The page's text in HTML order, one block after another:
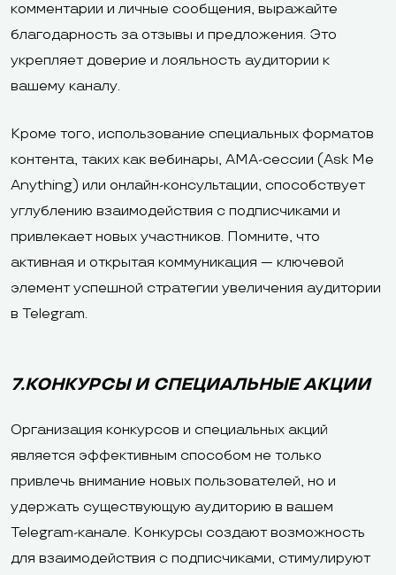
комментарии и личные сообщения, выражайте
благодарность за отзывы и предложения. Это
укрепляет доверие и лояльность аудитории к
вашему каналу.
Кроме того, использование специальных форматов
контента, таких как вебинары, AMA-сессии (Ask Me
Anything) или онлайн-консультации, способствует
углублению взаимодействия с подписчиками и
привлекает новых участников. Помните, что
активная и открытая коммуникация — ключевой
элемент успешной стратегии увеличения аудитории
в Telegram.
7.КОНКУРСЫ И СПЕЦИАЛЬНЫЕ АКЦИИ
Организация конкурсов и специальных акций
является эффективным способом не только
привлечь внимание новых пользователей, но и
удержать существующую аудиторию в вашем
Telegram-канале. Конкурсы создают возможность
для взаимодействия с подписчиками, стимулируют